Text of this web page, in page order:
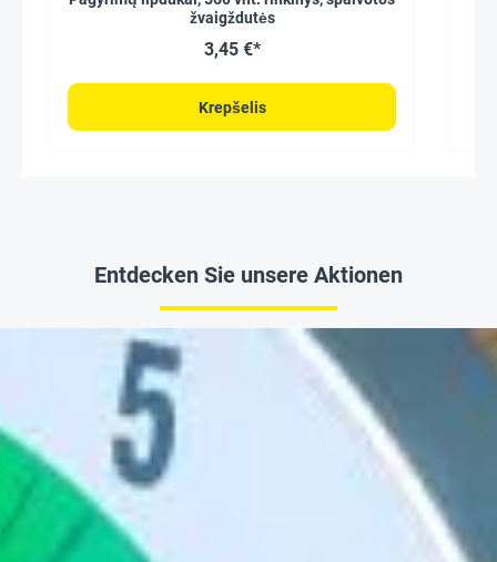
žvaigždutės
3,45 €*
Krepšelis
Entdecken Sie unsere Aktionen